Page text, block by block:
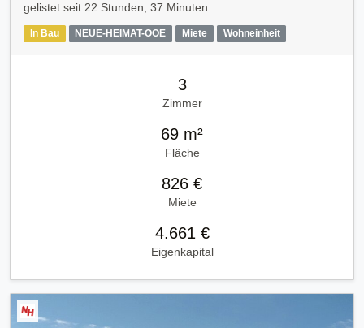
gelistet seit 22 Stunden, 37 Minuten
In Bau NEUE-HEIMAT-OOE Miete Wohneinheit
3
Zimmer
69 m²
Fläche
826 €
Miete
4.661 €
Eigenkapital